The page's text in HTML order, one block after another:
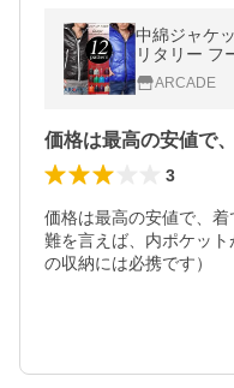
中綿ジャケ
リタリー フ
リージャケ
ト/爆買 父の
ARCADE
3
価格は最高の安値で、着
難を言えば、内ポケッ
の収納には必携です）